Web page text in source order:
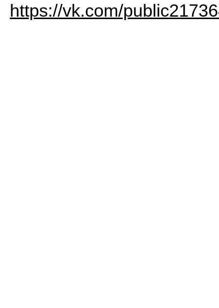
https://vk.com/